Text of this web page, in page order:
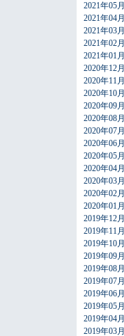
2021年05月
2021年04月
2021年03月
2021年02月
2021年01月
2020年12月
2020年11月
2020年10月
2020年09月
2020年08月
2020年07月
2020年06月
2020年05月
2020年04月
2020年03月
2020年02月
2020年01月
2019年12月
2019年11月
2019年10月
2019年09月
2019年08月
2019年07月
2019年06月
2019年05月
2019年04月
2019年03月